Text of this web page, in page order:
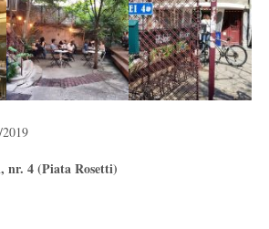
4 (Piata Rosetti)